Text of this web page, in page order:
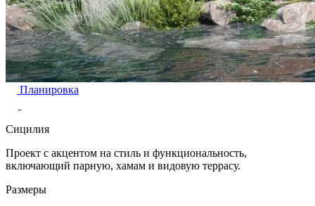
Планировка
Сицилия
Проект с акцентом на стиль и функциональность,
включающий парную, хамам и видовую террасу.
Размеры